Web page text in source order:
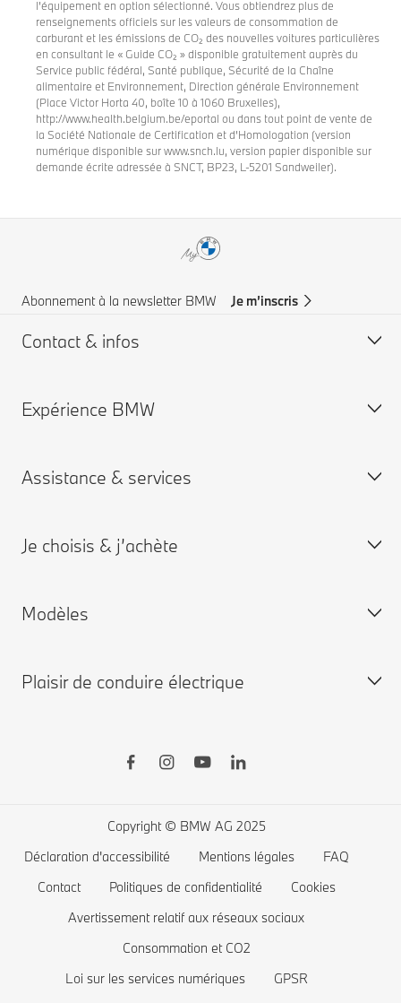
l’équipement en option sélectionné. Vous obtiendrez plus de
renseignements officiels sur les valeurs de consommation de
carburant et les émissions de CO₂ des nouvelles voitures particulières
en consultant le « Guide CO₂ » disponible gratuitement auprès du
Service public fédéral, Santé publique, Sécurité de la Chaîne
alimentaire et Environnement, Direction générale Environnement
(Place Victor Horta 40, boîte 10 à 1060 Bruxelles),
http://www.health.belgium.be/eportal ou dans tout point de vente de
la Société Nationale de Certification et d’Homologation (version
numérique disponible sur www.snch.lu, version papier disponible sur
demande écrite adressée à SNCT, BP23, L-5201 Sandweiler).
Abonnement à la newsletter BMW Je m’inscris
Contact & infos
Aide & Contact
Assistance routière
Expérience BMW
Carrières chez BMW
Assistance & services
Je réserve un rendez-vous entretien
Garantie
Je choisis & j’achète
Personnalisez la vôtre
BMW d'occasion disponibles
Modèles
BMW X
BMW Série 3
BMW Série 2
BMW Série 1
La famille BMW X1
BMW M
Plaisir de conduire électrique
Coût des voitures électriques
Batterie de voiture électrique
Copyright © BMW AG 2025
Déclaration d'accessibilité
Mentions légales
FAQ
Contact
Politiques de confidentialité
Cookies
Avertissement relatif aux réseaux sociaux
Consommation et CO2
Loi sur les services numériques
GPSR